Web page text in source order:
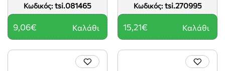
Κωδικός: tsi.081465
9,06€ Καλάθι
Κωδικός: tsi.270995
15,21€ Καλάθι